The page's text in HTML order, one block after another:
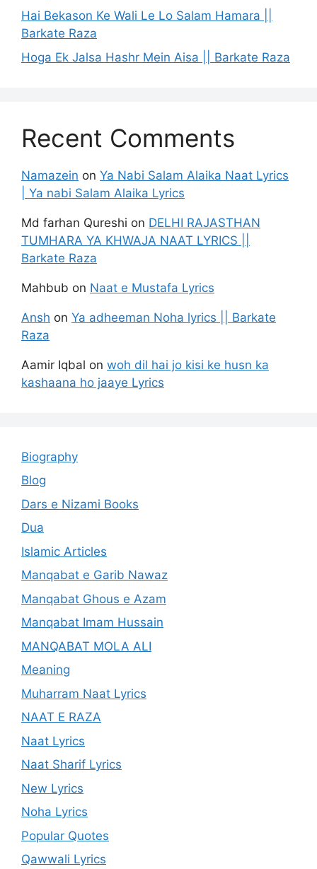
Hai Bekason Ke Wali Le Lo Salam Hamara ||
Barkate Raza
Hoga Ek Jalsa Hashr Mein Aisa || Barkate Raza
Recent Comments
Namazein on Ya Nabi Salam Alaika Naat Lyrics
| Ya nabi Salam Alaika Lyrics
Md farhan Qureshi on DELHI RAJASTHAN
TUMHARA YA KHWAJA NAAT LYRICS ||
Barkate Raza
Mahbub on Naat e Mustafa Lyrics
Ansh on Ya adheeman Noha lyrics || Barkate
Raza
Aamir Iqbal on woh dil hai jo kisi ke husn ka
kashaana ho jaaye Lyrics
Biography
Blog
Dars e Nizami Books
Dua
Islamic Articles
Manqabat e Garib Nawaz
Manqabat Ghous e Azam
Manqabat Imam Hussain
MANQABAT MOLA ALI
Meaning
Muharram Naat Lyrics
NAAT E RAZA
Naat Lyrics
Naat Sharif Lyrics
New Lyrics
Noha Lyrics
Popular Quotes
Qawwali Lyrics